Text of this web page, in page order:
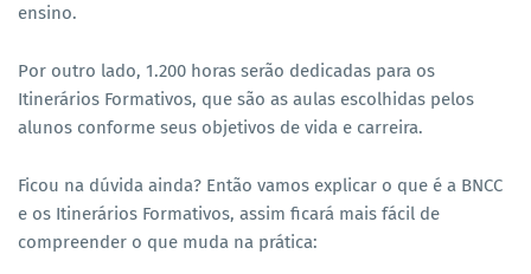
ensino.
Por outro lado, 1.200 horas serão dedicadas para os
Itinerários Formativos, que são as aulas escolhidas pelos
alunos conforme seus objetivos de vida e carreira.
Ficou na dúvida ainda? Então vamos explicar o que é a BNCC
e os Itinerários Formativos, assim ficará mais fácil de
compreender o que muda na prática: